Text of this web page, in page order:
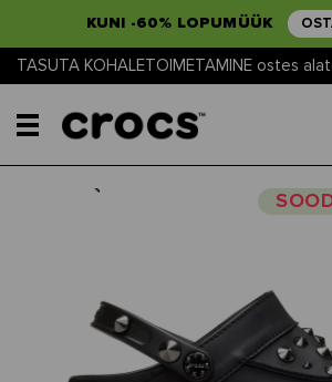
KUNI -60% LOPUMÜÜK
TASUTA KOHALETOIMETAMINE ostes